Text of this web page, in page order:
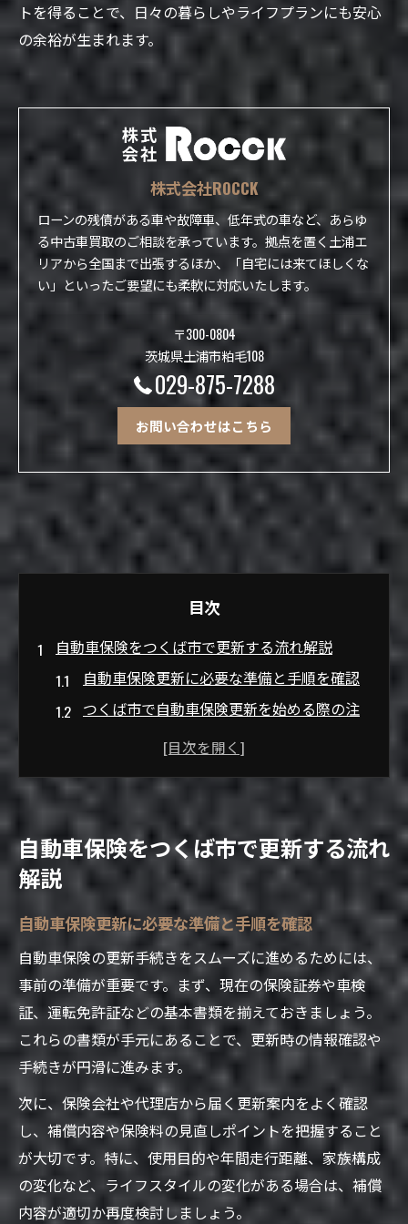
トを得ることで、日々の暮らしやライフプランにも安心
の余裕が生まれます。
株式会社ROCCK
ローンの残債がある車や故障車、低年式の車など、あらゆ
る中古車買取のご相談を承っています。拠点を置く土浦エ
リアから全国まで出張するほか、「自宅には来てほしくな
い」といったご要望にも柔軟に対応いたします。
〒300-0804
茨城県土浦市粕毛108
029-875-7288
お問い合わせはこちら
目次
自動車保険をつくば市で更新する流れ解説
自動車保険更新に必要な準備と手順を確認
つくば市で自動車保険更新を始める際の注
ト解説
自動車保険の更新期限を逃さないための対
策
つくば市の行政窓口で自動車保険更新を進
めるコツ
安心のために知りたい自動車保険更新手順
自動車保険更新手順の全体像と流れを解説
つくば市で安心して保険を更新するポイン
ト
事前準備で自動車保険更新の不安を解消す
自動車保険更新に必要な書類と持ち物の一
覧
つくば市の保険代理店で相談できる自動車
保険更新
自動車保険をつくば市で更新する流れ
解説
自動車保険更新に必要な準備と手順を確認
自動車保険の更新手続きをスムーズに進めるためには、
事前の準備が重要です。まず、現在の保険証券や車検
証、運転免許証などの基本書類を揃えておきましょう。
これらの書類が手元にあることで、更新時の情報確認や
手続きが円滑に進みます。
次に、保険会社や代理店から届く更新案内をよく確認
し、補償内容や保険料の見直しポイントを把握すること
が大切です。特に、使用目的や年間走行距離、家族構成
の変化など、ライフスタイルの変化がある場合は、補償
内容が適切か再度検討しましょう。